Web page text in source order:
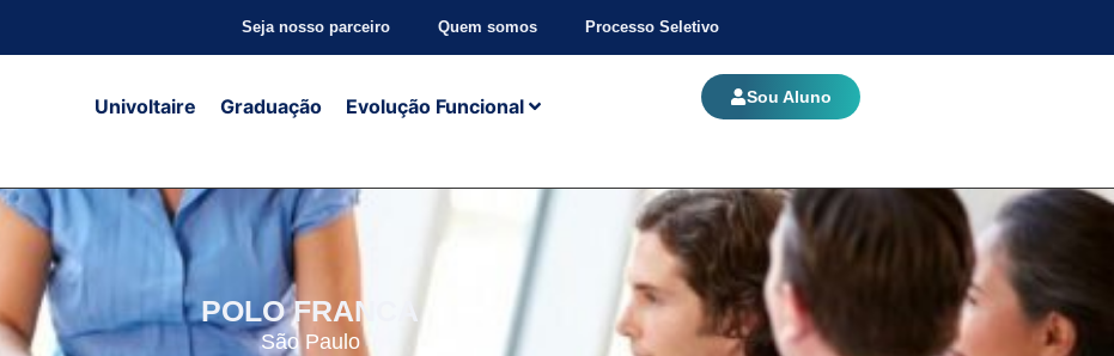
Seja nosso parceiro Quem somos Processo Seletivo
Univoltaire Graduação Evolução Funcional Sou Aluno
POLO FRANCA
São Paulo